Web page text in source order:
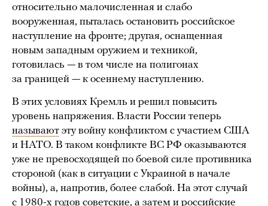
относительно малочисленная и слабо
вооруженная, пыталась остановить российское
наступление на фронте; другая, оснащенная
новым западным оружием и техникой,
готовилась — в том числе на полигонах
за границей — к осеннему наступлению.
В этих условиях Кремль и решил повысить
уровень напряжения. Власти России теперь
называют эту войну конфликтом с участием США
и НАТО. В таком конфликте ВС РФ оказываются
уже не превосходящей по боевой силе противника
стороной (как в ситуации с Украиной в начале
войны), а, напротив, более слабой. На этот случай
с 1980-х годов советские, а затем и российские